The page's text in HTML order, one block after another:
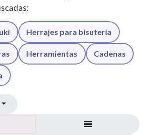
Herrajes para bisutería
Herramientas Cadenas